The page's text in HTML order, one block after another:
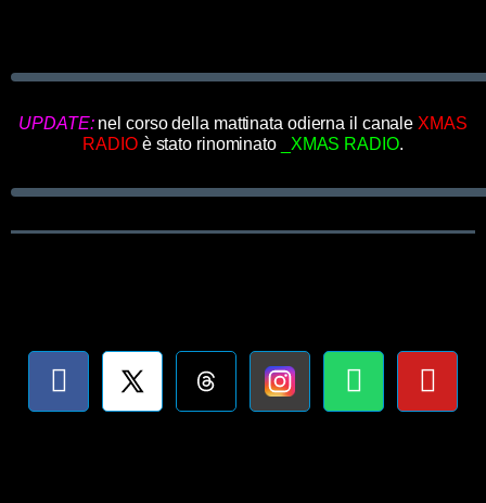
UPDATE:nel corso della mattinata odierna il canale XMAS
RADIOè stato rinominato _XMAS RADIO.